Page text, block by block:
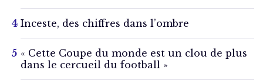
Inceste, des chiffres dans l’ombre
« Cette Coupe du monde est un clou de plus
dans le cercueil du football »